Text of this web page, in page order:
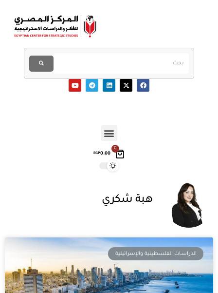
0
EGP0.00
هبة شكري
الدراسات الفلسطينية والإسرائيلية